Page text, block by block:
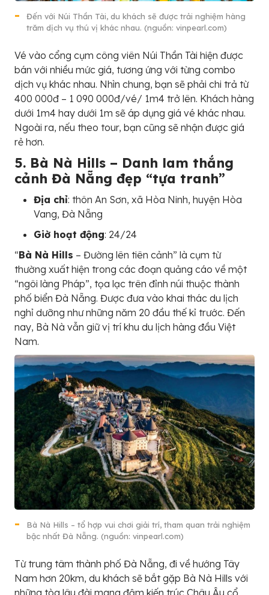
Đến với Núi Thần Tài, du khách sẽ được trải nghiệm hàng
trăm dịch vụ thú vị khác nhau. (nguồn: vinpearl.com)
Vé vào cổng cụm công viên Núi Thần Tài hiện được
bán với nhiều mức giá, tương ứng với từng combo
dịch vụ khác nhau. Nhìn chung, bạn sẽ phải chi trả từ
400 000đ – 1 090 000đ/vé/ 1m4 trở lên. Khách hàng
dưới 1m4 hay dưới 1m sẽ áp dụng giá vé khác nhau.
Ngoài ra, nếu theo tour, bạn cũng sẽ nhận được giá
rẻ hơn.
5. Bà Nà Hills – Danh lam thắng
cảnh Đà Nẵng đẹp “tựa tranh”
Địa chỉ: thôn An Sơn, xã Hòa Ninh, huyện Hòa
Vang, Đà Nẵng
Giờ hoạt động: 24/24
“Bà Nà Hills – Đường lên tiên cảnh” là cụm từ
thường xuất hiện trong các đoạn quảng cáo về một
“ngôi làng Pháp”, tọa lạc trên đỉnh núi thuộc thành
phố biển Đà Nẵng. Được đưa vào khai thác du lịch
nghỉ dưỡng như những năm 20 đầu thế kỉ trước. Đến
nay, Bà Nà vẫn giữ vị trí khu du lịch hàng đầu Việt
Nam.
Bà Nà Hills – tổ hợp vui chơi giải trí, tham quan trải nghiệm
bậc nhất Đà Nẵng. (nguồn: vinpearl.com)
Từ trung tâm thành phố Đà Nẵng, đi về hướng Tây
Nam hơn 20km, du khách sẽ bắt gặp Bà Nà Hills với